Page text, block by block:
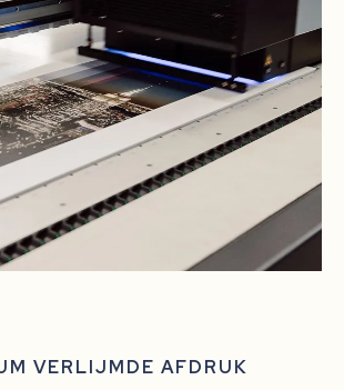
VERLIJMDE AFDRUK